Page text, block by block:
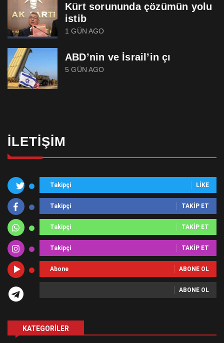
Kürt sorununda çözümün yolu
istib
1 GÜN AGO
ABD’nin ve İsrail’in çı
5 GÜN AGO
İLETIŞIM
Takipçi LIKE
Takipçi TAKIP ET
Takipçi TAKIP ET
Takipçi TAKIP ET
Abone ABONE OL
ABONE OL
KATEGORILER